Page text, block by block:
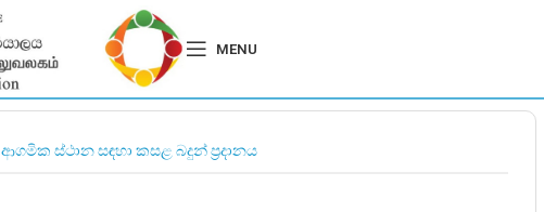
MENU
ආගමික ස්ථාන සඳහා කසළ බදුන් ප්‍රදානය